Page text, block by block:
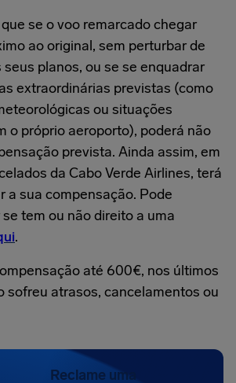
se o voo remarcado chegar
ao original, sem perturbar de
planos, ou se se enquadrar
extraordinárias previstas (como
ou situações
o próprio aeroporto), poderá não
prevista. Ainda assim, em
da Cabo Verde Airlines, terá
a sua compensação. Pode
tem ou não direito a uma
.
até 600€, nos últimos
sofreu atrasos, cancelamentos ou
Reclame uma